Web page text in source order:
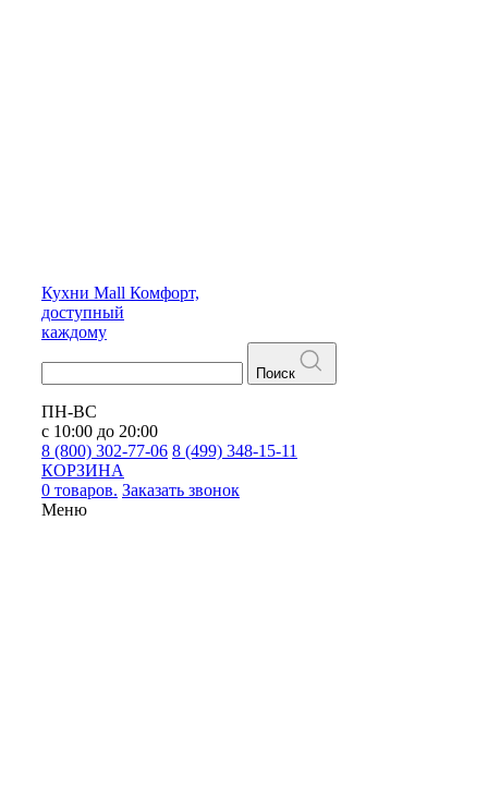
Кухни Mall Комфорт,
доступный
каждому
Поиск
ПН-ВС
с 10:00 до 20:00
8 (800) 302-77-06 8 (499) 348-15-11
КОРЗИНА
0 товаров. Заказать звонок
Меню